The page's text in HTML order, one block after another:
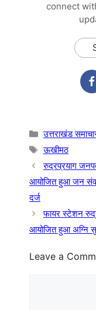
connect
Categories
उत्तराखंड
Tags
ऊखीमठ
रुद्रप्रयाग
आयोजित हुआ जन
दर्ज
फायर स्टेशन
आयोजित हुआ अग्नि
Leave a